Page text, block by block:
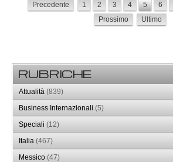
Precedente 1 2 3 4 5 6
Prossimo
Ultimo
RUBRICHE
Attualità (839)
Business Internazionali (5)
Speciali (12)
Italia (467)
Messico (47)